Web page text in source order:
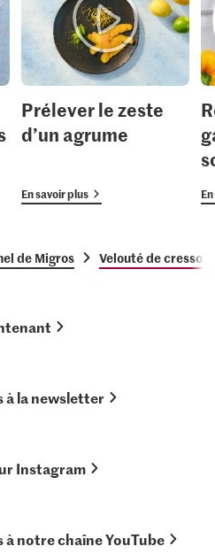
Prélever le zeste
d’un agrume
En savoir plus
de Migros Velouté de
à la newsletter
Instagram
à notre chaîne YouTube